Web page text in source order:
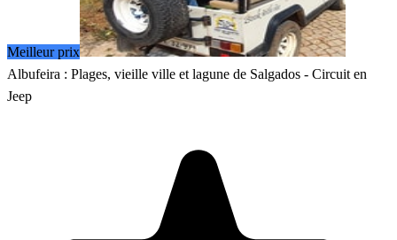
Meilleur prix
Albufeira : Plages, vieille ville et lagune de Salgados - Circuit en
Jeep